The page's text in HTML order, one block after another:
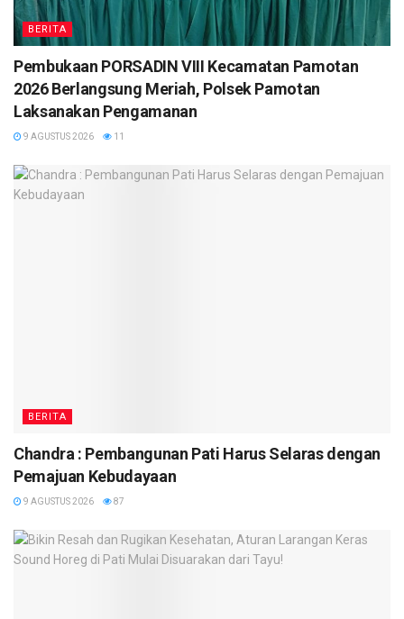
BERITA
Pembukaan PORSADIN VIII Kecamatan Pamotan
2026 Berlangsung Meriah, Polsek Pamotan
Laksanakan Pengamanan
9 AGUSTUS 2026 11
BERITA
Chandra : Pembangunan Pati Harus Selaras dengan
Pemajuan Kebudayaan
9 AGUSTUS 2026 87